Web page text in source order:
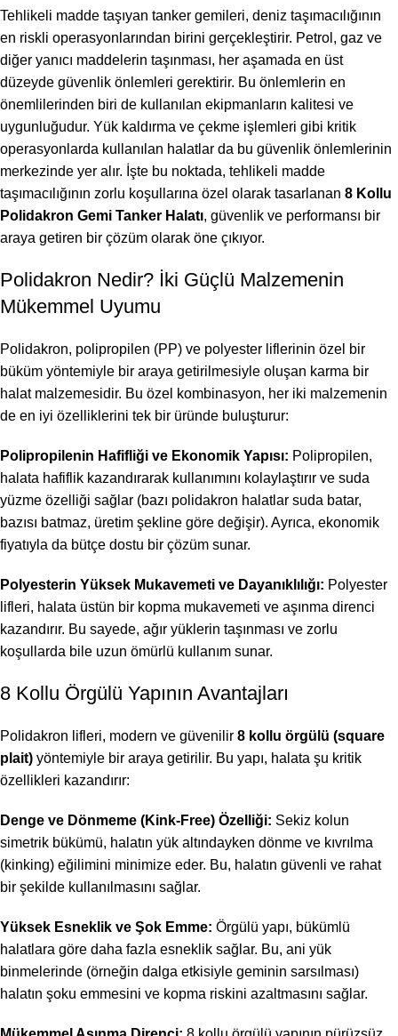
Tehlikeli madde taşıyan tanker gemileri, deniz taşımacılığının
en riskli operasyonlarından birini gerçekleştirir. Petrol, gaz ve
diğer yanıcı maddelerin taşınması, her aşamada en üst
düzeyde güvenlik önlemleri gerektirir. Bu önlemlerin en
önemlilerinden biri de kullanılan ekipmanların kalitesi ve
uygunluğudur. Yük kaldırma ve çekme işlemleri gibi kritik
operasyonlarda kullanılan halatlar da bu güvenlik önlemlerinin
merkezinde yer alır. İşte bu noktada, tehlikeli madde
taşımacılığının zorlu koşullarına özel olarak tasarlanan 8 Kollu
Polidakron Gemi Tanker Halatı, güvenlik ve performansı bir
araya getiren bir çözüm olarak öne çıkıyor.
Polidakron Nedir? İki Güçlü Malzemenin
Mükemmel Uyumu
Polidakron, polipropilen (PP) ve polyester liflerinin özel bir
büküm yöntemiyle bir araya getirilmesiyle oluşan karma bir
halat malzemesidir. Bu özel kombinasyon, her iki malzemenin
de en iyi özelliklerini tek bir üründe buluşturur:
Polipropilenin Hafifliği ve Ekonomik Yapısı: Polipropilen,
halata hafiflik kazandırarak kullanımını kolaylaştırır ve suda
yüzme özelliği sağlar (bazı polidakron halatlar suda batar,
bazısı batmaz, üretim şekline göre değişir). Ayrıca, ekonomik
fiyatıyla da bütçe dostu bir çözüm sunar.
Polyesterin Yüksek Mukavemeti ve Dayanıklılığı: Polyester
lifleri, halata üstün bir kopma mukavemeti ve aşınma direnci
kazandırır. Bu sayede, ağır yüklerin taşınması ve zorlu
koşullarda bile uzun ömürlü kullanım sunar.
8 Kollu Örgülü Yapının Avantajları
Polidakron lifleri, modern ve güvenilir 8 kollu örgülü (square
plait) yöntemiyle bir araya getirilir. Bu yapı, halata şu kritik
özellikleri kazandırır:
Denge ve Dönmeme (Kink-Free) Özelliği: Sekiz kolun
simetrik bükümü, halatın yük altındayken dönme ve kıvrılma
(kinking) eğilimini minimize eder. Bu, halatın güvenli ve rahat
bir şekilde kullanılmasını sağlar.
Yüksek Esneklik ve Şok Emme: Örgülü yapı, bükümlü
halatlara göre daha fazla esneklik sağlar. Bu, ani yük
binmelerinde (örneğin dalga etkisiyle geminin sarsılması)
halatın şoku emmesini ve kopma riskini azaltmasını sağlar.